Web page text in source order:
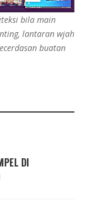
bila main
lantaran wjah
buatan
DI